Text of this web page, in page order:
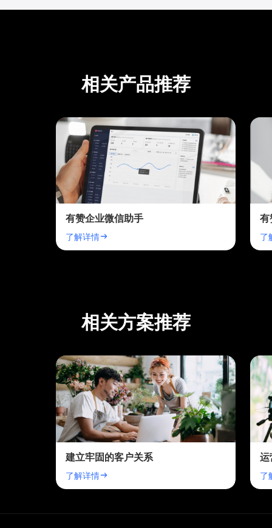
相关产品推荐
有赞企业微信助手
了解详情
有
了
相关方案推荐
建立牢固的客户关系
了解详情
运
了